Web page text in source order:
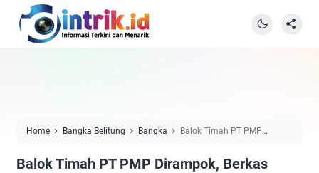
Home Bangka Belitung Bangka
Balok Timah PT PMP
Balok Timah PT PMP Dirampok, Berkas